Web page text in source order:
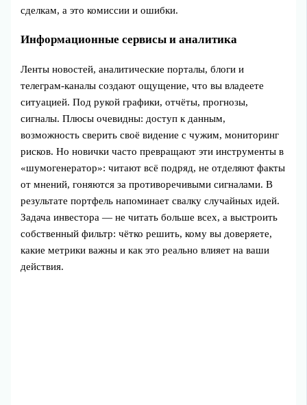
сделкам, а это комиссии и ошибки.
Информационные сервисы и аналитика
Ленты новостей, аналитические порталы, блоги и
телеграм-каналы создают ощущение, что вы владеете
ситуацией. Под рукой графики, отчёты, прогнозы,
сигналы. Плюсы очевидны: доступ к данным,
возможность сверить своё видение с чужим, мониторинг
рисков. Но новички часто превращают эти инструменты в
«шумогенератор»: читают всё подряд, не отделяют факты
от мнений, гоняются за противоречивыми сигналами. В
результате портфель напоминает свалку случайных идей.
Задача инвестора — не читать больше всех, а выстроить
собственный фильтр: чётко решить, кому вы доверяете,
какие метрики важны и как это реально влияет на ваши
действия.